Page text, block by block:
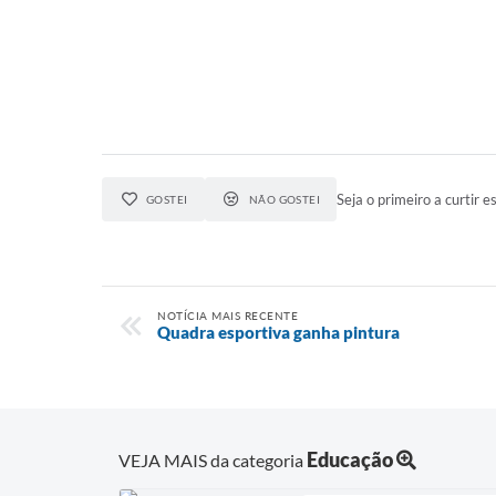
GOSTEI NÃO GOSTEI Seja o primeiro a curtir
NOTÍCIA MAIS RECENTE
Quadra esportiva ganha pintura
VEJA MAIS da categoria Educação